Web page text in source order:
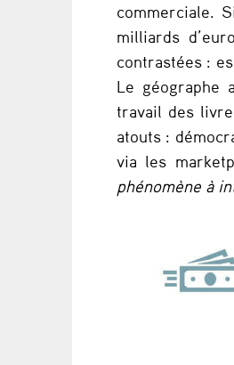
commerciale.
milliards
contrastées :
Le géographe
travail des
atouts :
via les
phénomène à